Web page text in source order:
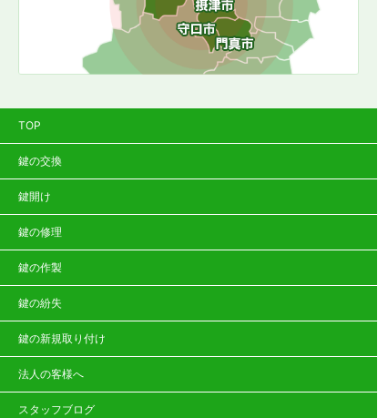
TOP
鍵の交換
鍵開け
鍵の修理
鍵の作製
鍵の紛失
鍵の新規取り付け
法人の客様へ
スタッフブログ